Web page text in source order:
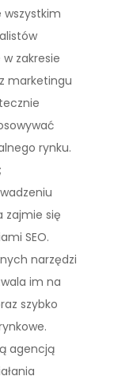
wszystkim
zakresie
marketingu
rynku.
zajmie się
SEO.
narzędzi
im na
szybko
agencją